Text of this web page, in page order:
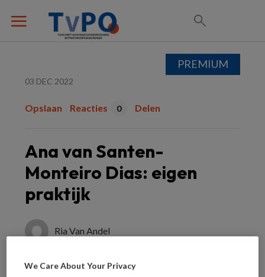
03 DEC 2022
Opslaan Reacties 0 Delen
Ana van Santen-
Monteiro Dias: eigen
praktijk
Ria Van Andel
Je werkt in de praktijk waarvan je
PREMIUM
We Care About Your Privacy